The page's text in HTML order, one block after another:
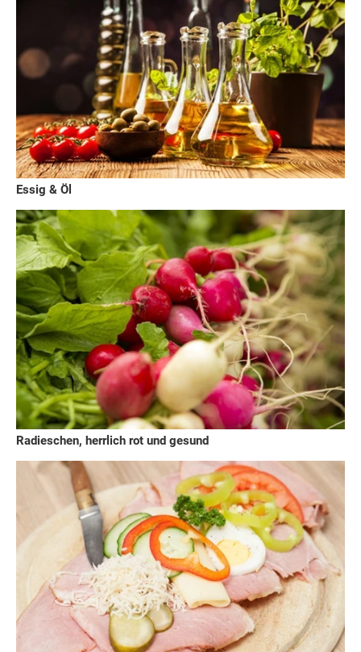
Essig & Öl
Radieschen, herrlich rot und gesund